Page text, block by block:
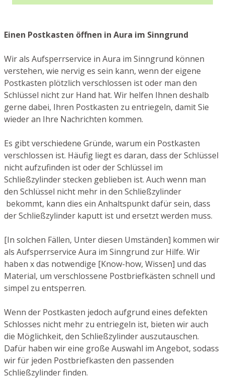
Einen Postkasten öffnen in Aura im Sinngrund
Wir als Aufsperrservice in Aura im Sinngrund können
verstehen, wie nervig es sein kann, wenn der eigene
Postkasten plötzlich verschlossen ist oder man den
Schlüssel nicht zur Hand hat. Wir helfen Ihnen deshalb
gerne dabei, Ihren Postkasten zu entriegeln, damit Sie
wieder an Ihre Nachrichten kommen.
Es gibt verschiedene Gründe, warum ein Postkasten
verschlossen ist. Häufig liegt es daran, dass der Schlüssel
nicht aufzufinden ist oder der Schlüssel im
Schließzylinder stecken geblieben ist. Auch wenn man
den Schlüssel nicht mehr in den Schließzylinder
bekommt, kann dies ein Anhaltspunkt dafür sein, dass
der Schließzylinder kaputt ist und ersetzt werden muss.
[In solchen Fällen, Unter diesen Umständen] kommen wir
als Aufsperrservice Aura im Sinngrund zur Hilfe. Wir
haben x das notwendige [Know-how, Wissen] und das
Material, um verschlossene Postbriefkästen schnell und
simpel zu entsperren.
Wenn der Postkasten jedoch aufgrund eines defekten
Schlosses nicht mehr zu entriegeln ist, bieten wir auch
die Möglichkeit, den Schließzylinder auszutauschen.
Dafür haben wir eine große Auswahl im Angebot, sodass
wir für jeden Postbriefkasten den passenden
Schließzylinder finden.